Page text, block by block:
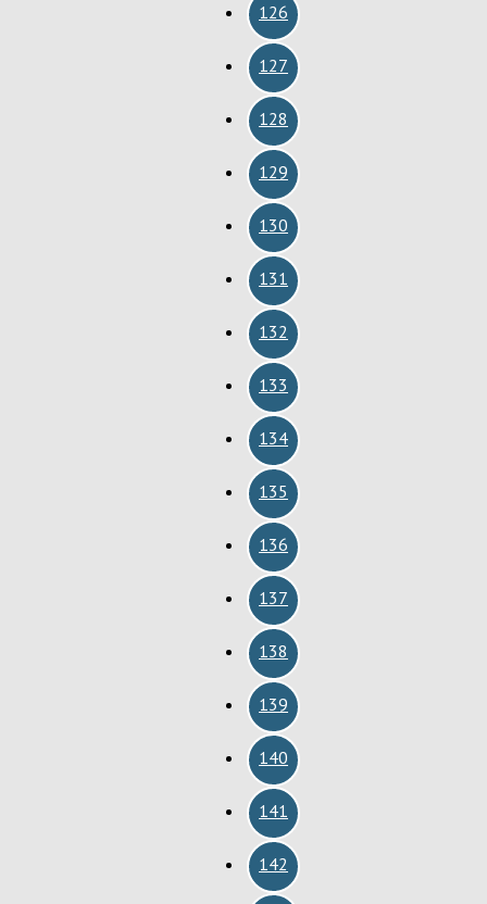
126
127
128
129
130
131
132
133
134
135
136
137
138
139
140
141
142